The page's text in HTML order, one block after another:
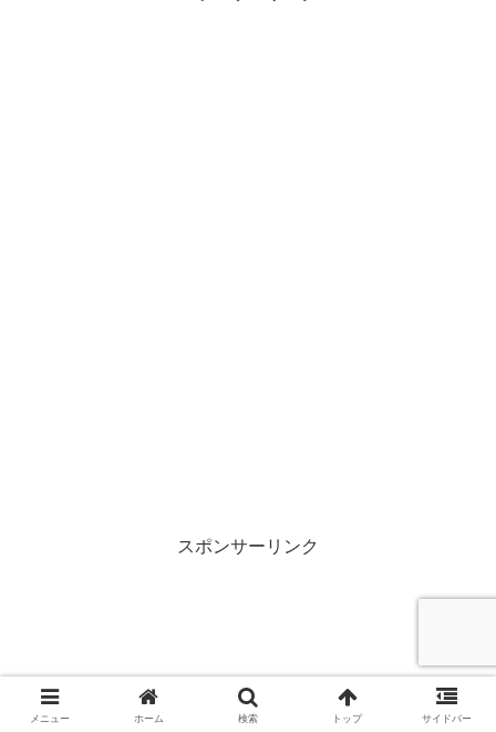
スポンサーリンク
メニュー ホーム 検索 トップ サイドバー